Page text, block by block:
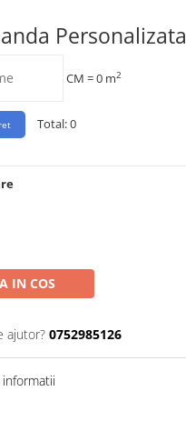
Personalizata
CM =0 m2
Total:0
IN COS
ajutor? 0752985126
informatii